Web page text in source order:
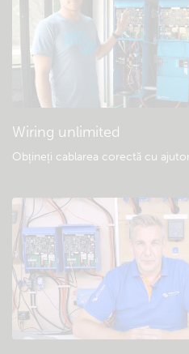
Verificare bază de
Descărcări generale
Wiring unlimited
Obțineți cablarea corectă cu